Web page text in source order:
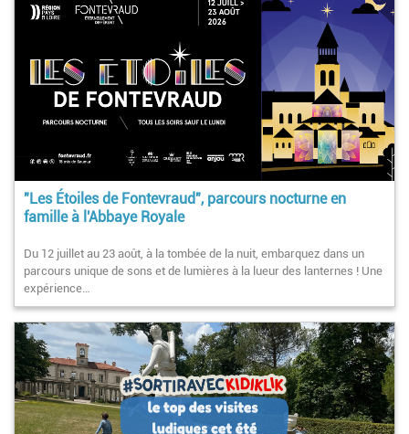
"Les Étoiles de Fontevraud", parcours nocturne en
famille à l'Abbaye Royale
Du 12 juillet au 23 août, à la tombée de la nuit, embarquez dans un
parcours unique de sons et de lumières à la lueur des lanternes ! Une
expérience…